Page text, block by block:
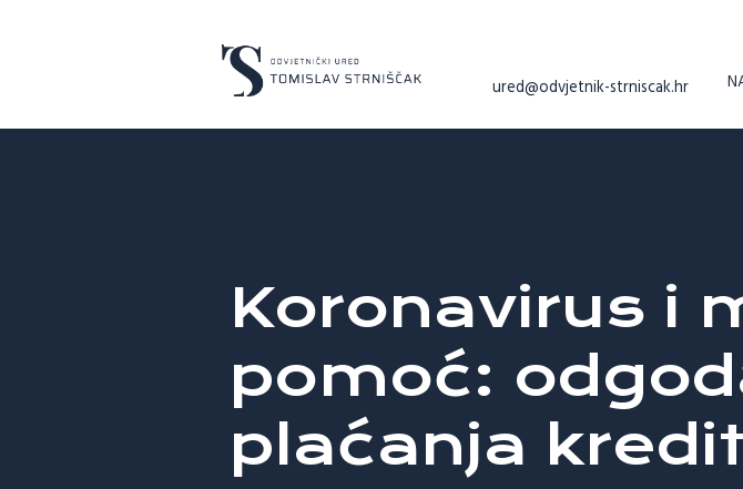
ured@odvjetnik-strniscak.hr
Koronavirus i
pomoć:
plaćanja